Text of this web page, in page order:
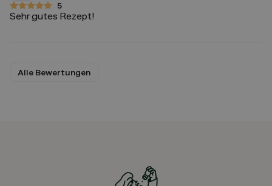
5
5 von 5 Sternen
Sehr gutes Rezept!
Alle Bewertungen